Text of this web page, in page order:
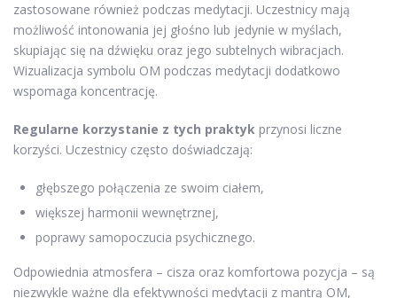
zastosowane również podczas medytacji. Uczestnicy mają
możliwość intonowania jej głośno lub jedynie w myślach,
skupiając się na dźwięku oraz jego subtelnych wibracjach.
Wizualizacja symbolu OM podczas medytacji dodatkowo
wspomaga koncentrację.
Regularne korzystanie z tych praktyk przynosi liczne
korzyści. Uczestnicy często doświadczają:
głębszego połączenia ze swoim ciałem,
większej harmonii wewnętrznej,
poprawy samopoczucia psychicznego.
Odpowiednia atmosfera – cisza oraz komfortowa pozycja – są
niezwykle ważne dla efektywności medytacji z mantrą OM,